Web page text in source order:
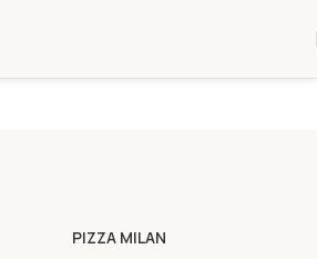
PIZZA MILAN